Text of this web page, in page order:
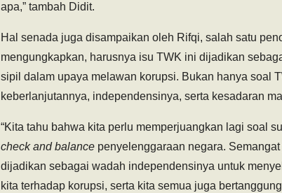
apa,” tambah Didit.
Hal senada juga disampaikan oleh Rifqi, salah satu
mengungkapkan, harusnya isu TWK ini dijadikan
sipil dalam upaya melawan korupsi. Bukan hanya soal
keberlanjutannya, independensinya, serta kesadaran
“Kita tahu bahwa kita perlu memperjuangkan lagi soal
check and balance penyelenggaraan negara.
dijadikan sebagai wadah independensinya untuk
kita terhadap korupsi, serta kita semua juga